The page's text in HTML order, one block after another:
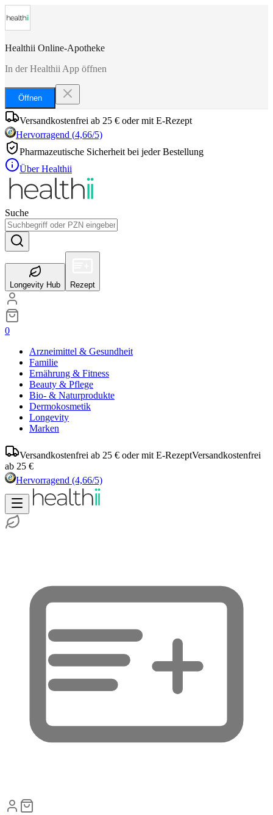
Healthii Online-Apotheke
In der Healthii App öffnen
Öffnen
Versandkostenfrei ab 25 € oder mit E-Rezept
Hervorragend (4,66/5)
Pharmazeutische Sicherheit bei jeder Bestellung
Über Healthii
Suche
Longevity Hub Rezept
0
Arzneimittel & Gesundheit
Familie
Ernährung & Fitness
Beauty & Pflege
Bio- & Naturprodukte
Dermokosmetik
Longevity
Marken
Versandkostenfrei ab 25 € oder mit E-RezeptVersandkostenfrei
ab 25 €
Hervorragend (4,66/5)